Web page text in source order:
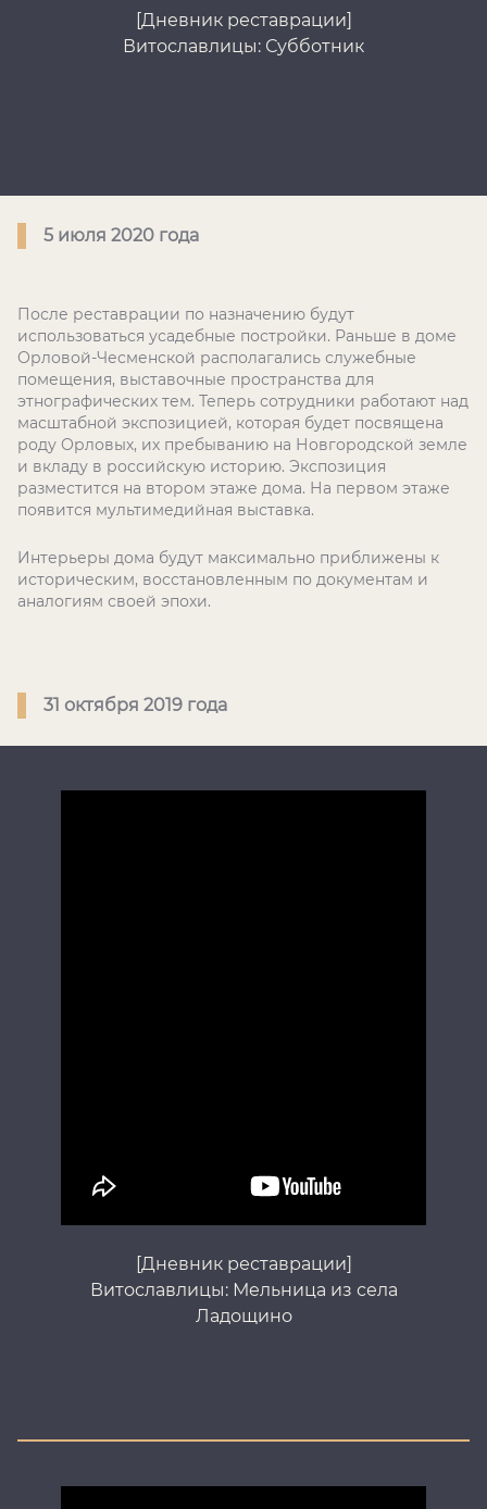
[Дневник реставрации]
Витославлицы: Субботник
5 июля 2020 года
После реставрации по назначению будут
использоваться усадебные постройки. Раньше в доме
Орловой-Чесменской располагались служебные
помещения, выставочные пространства для
этнографических тем. Теперь сотрудники работают над
масштабной экспозицией, которая будет посвящена
роду Орловых, их пребыванию на Новгородской земле
и вкладу в российскую историю. Экспозиция
разместится на втором этаже дома. На первом этаже
появится мультимедийная выставка.
Интерьеры дома будут максимально приближены к
историческим, восстановленным по документам и
аналогиям своей эпохи.
31 октября 2019 года
[Дневник реставрации]
Витославлицы: Мельница из села
Ладощино